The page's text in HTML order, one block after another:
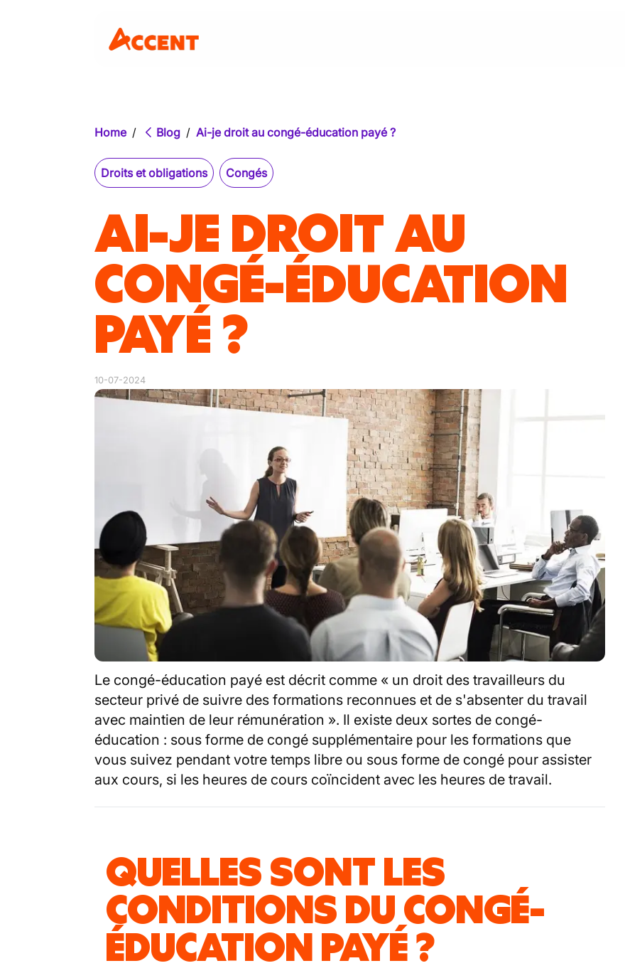
Home / Blog / Ai-je droit au congé-éducation payé ?
Droits et obligations Congés
AI-JE DROIT AU
CONGÉ-ÉDUCATION
PAYÉ ?
10-07-2024
Le congé-éducation payé est décrit comme « un droit des travailleurs du
secteur privé de suivre des formations reconnues et de s'absenter du travail
avec maintien de leur rémunération ». Il existe deux sortes de congé-
éducation : sous forme de congé supplémentaire pour les formations que
vous suivez pendant votre temps libre ou sous forme de congé pour assister
aux cours, si les heures de cours coïncident avec les heures de travail.
QUELLES SONT LES
CONDITIONS DU CONGÉ-
ÉDUCATION PAYÉ ?